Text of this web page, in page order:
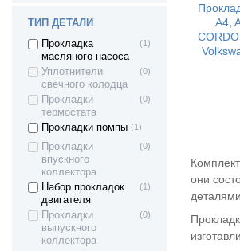
ТИП ДЕТАЛИ
Прокладка
масляного насоса
(1)
Уплотнители
свечного колодца
(0)
Прокладки
термостата
(0)
Прокладки помпы (1)
Прокладки
впускного
коллектора
(0)
Набор прокладок
двигателя
(1)
Прокладки
выпускного
коллектора
(0)
Citroen Berlingo 1
Citroen Berlingo 2
Citroen DS5 (1)
Citroen DS4 (1)
Citroen DS3
Daewoo Kalos
Fiat DOBLO
FIAT SCUDO
FIAT STILO
FIAT Croma (3)
Ford Mondeo IV
Ford Fiesta
A4,
они
деталями.